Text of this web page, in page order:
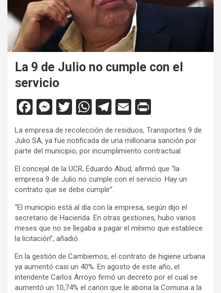
La 9 de Julio no cumple con el
servicio
F
ce
b
o
o
k
M
es
se
n
g
er
T
wi
tt
er
W
h
at
s
A
p
p
T
e
gr
a
m
E
ail tF
ri
e
n
dl
y
La empresa de recolección de residuos, Transportes 9 de
Julio SA, ya fue notificada de una millonaria sanción por
parte del municipio, por incumplimiento contractual.
El concejal de la UCR, Eduardo Abud, afirmó que “la
empresa 9 de Julio no cumple con el servicio. Hay un
contrato que se debe cumplir”.
“El municipio está al día con la empresa, según dijo el
secretario de Hacienda. En otras gestiones, hubo varios
meses que no se llegaba a pagar el mínimo que establece
la licitación”, añadió.
En la gestión de Cambiemos, el contrato de higiene urbana
ya aumentó casi un 40%. En agosto de este año, el
intendente Carlos Arroyo firmó un decreto por el cual se
aumentó un 10,74% el canon que le abona la Comuna a la